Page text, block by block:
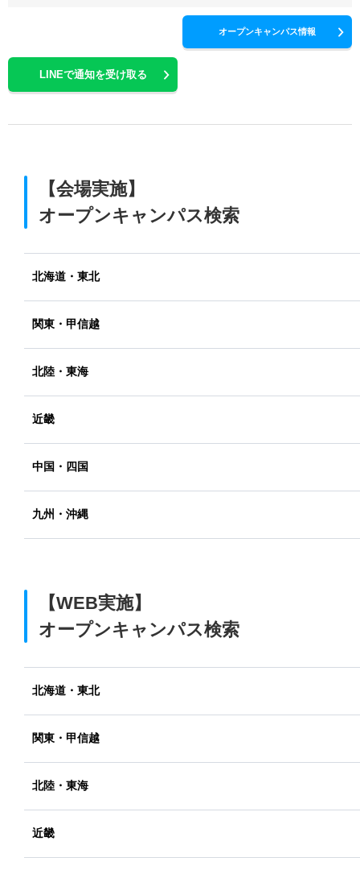
オープンキャンパス情報
LINEで通知を受け取る
【会場実施】
オープンキャンパス検索
北海道・東北
関東・甲信越
北陸・東海
近畿
中国・四国
九州・沖縄
【WEB実施】
オープンキャンパス検索
北海道・東北
関東・甲信越
北陸・東海
近畿